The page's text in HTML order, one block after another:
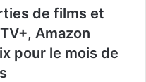
de films et
Amazon
pour le mois de